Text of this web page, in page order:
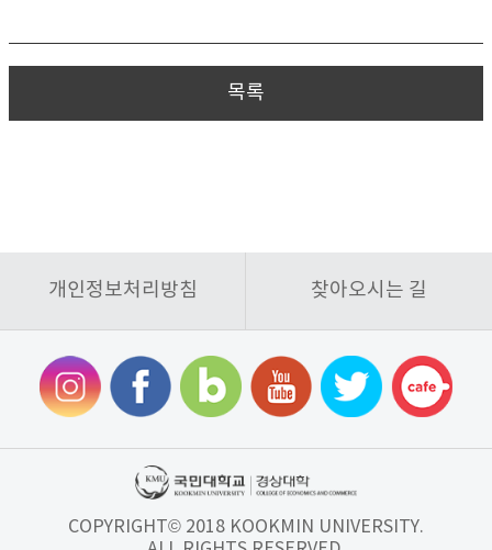
목록
개인정보처리방침 찾아오시는 길
COPYRIGHT© 2018 KOOKMIN UNIVERSITY.